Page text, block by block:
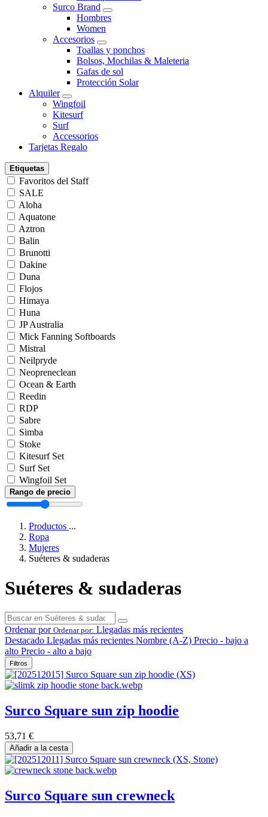
Surco Brand
Hombres
Women
Accesorios
Toallas y ponchos
Bolsos, Mochilas & Maleteria
Gafas de sol
Protección Solar
Alquiler
Wingfoil
Kitesurf
Surf
Accessorios
Tarjetas Regalo
Etiquetas
Favoritos del Staff
SALE
Aloha
Aquatone
Aztron
Balin
Brunotti
Dakine
Duna
Flojos
Himaya
Huna
JP Australia
Mick Fanning Softboards
Mistral
Neilpryde
Neopreneclean
Ocean & Earth
Reedin
RDP
Sabre
Simba
Stoke
Kitesurf Set
Surf Set
Wingfoil Set
Rango de precio
Productos ...
Ropa
Mujeres
Suéteres & sudaderas
Suéteres & sudaderas
Ordenar por Ordenar por: Llegadas más recientes
Destacado Llegadas más recientes Nombre (A-Z) Precio - bajo a
alto Precio - alto a bajo
Filtros
Surco Square sun zip hoodie
53,71 €
Añadir a la cesta
Surco Square sun crewneck